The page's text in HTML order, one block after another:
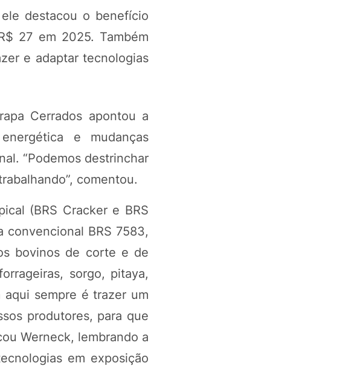
destacou o benefício
27 em 2025. Também
e adaptar tecnologias
Cerrados apontou a
e mudanças
“Podemos destrinchar
comentou.
(BRS Cracker e BRS
convencional BRS 7583,
bovinos de corte e de
sorgo, pitaya,
aqui sempre é trazer um
produtores, para que
Werneck, lembrando a
em exposição